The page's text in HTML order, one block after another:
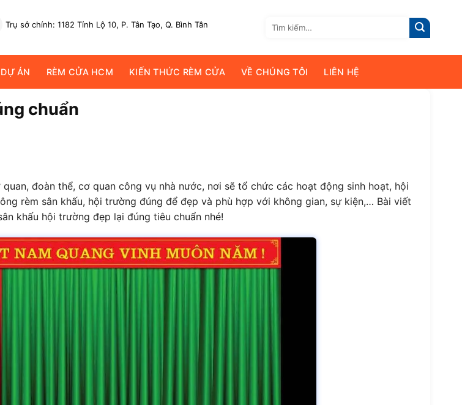
Trụ sở chính: 1182 Tỉnh Lộ 10, P. Tân Tạo, Q. Bình Tân
Tìm
DỰ ÁN RÈM CỬA HCM KIẾN THỨC RÈM CỬA VỀ CHÚNG TÔI LIÊN HỆ
chuẩn
đoàn thể, cơ quan công vụ nhà nước, nơi sẽ tổ chức các hoạt động sinh hoạt, hội
rèm sân khấu, hội trường đúng để đẹp và phù hợp với không gian, sự kiện,… Bài viết
khấu hội trường đẹp lại đúng tiêu chuẩn nhé!